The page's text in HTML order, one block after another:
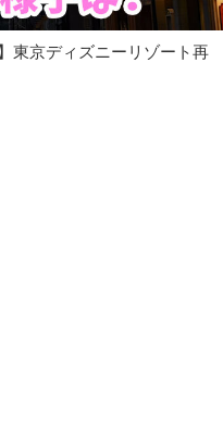
東京ディズニーリゾート再